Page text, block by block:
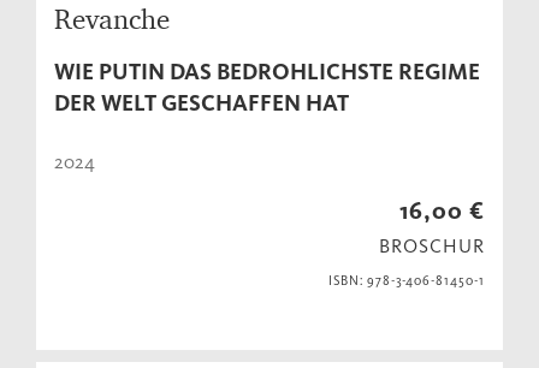
Revanche
WIE PUTIN DAS BEDROHLICHSTE REGIME
DER WELT GESCHAFFEN HAT
2024
16,00 €
BROSCHUR
ISBN: 978-3-406-81450-1